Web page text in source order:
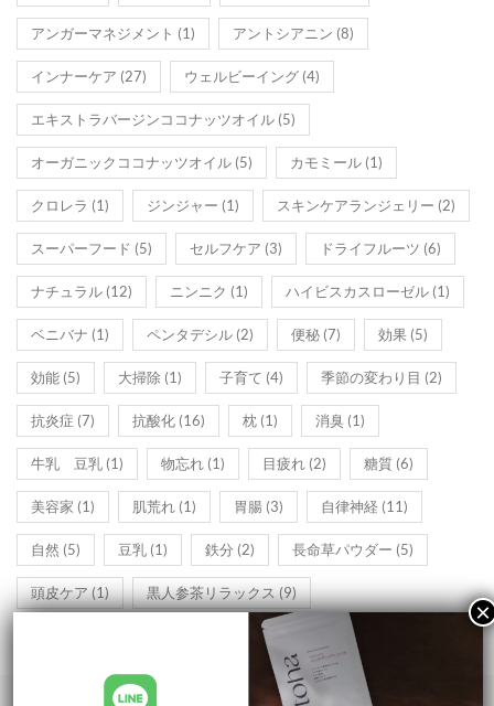
アンガーマネジメント (1) アントシアニン (8)
インナーケア (27) ウェルビーイング (4)
エキストラバージンココナッツオイル (5)
オーガニックココナッツオイル (5) カモミール (1)
クロレラ (1) ジンジャー (1) スキンケアランジェリー (2)
スーパーフード (5) セルフケア (3) ドライフルーツ (6)
ナチュラル (12) ニンニク (1) ハイビスカスローゼル (1)
ベニバナ (1) ペンタデシル (2) 便秘 (7) 効果 (5)
効能 (5) 大掃除 (1) 子育て (4) 季節の変わり目 (2)
抗炎症 (7) 抗酸化 (16) 枕 (1) 消臭 (1)
牛乳 豆乳 (1) 物忘れ (1) 目疲れ (2) 糖質 (6)
美容家 (1) 肌荒れ (1) 胃腸 (3) 自律神経 (11)
自然 (5) 豆乳 (1) 鉄分 (2) 長命草パウダー (5)
頭皮ケア(1) 黒人参茶リラックス(9)